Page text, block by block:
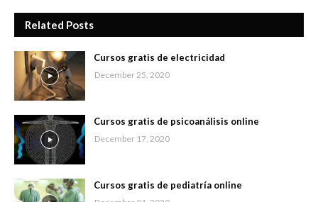
Related Posts
Cursos gratis de electricidad
December 25, 2020
Cursos gratis de psicoanálisis online
December 17, 2020
Cursos gratis de pediatría online